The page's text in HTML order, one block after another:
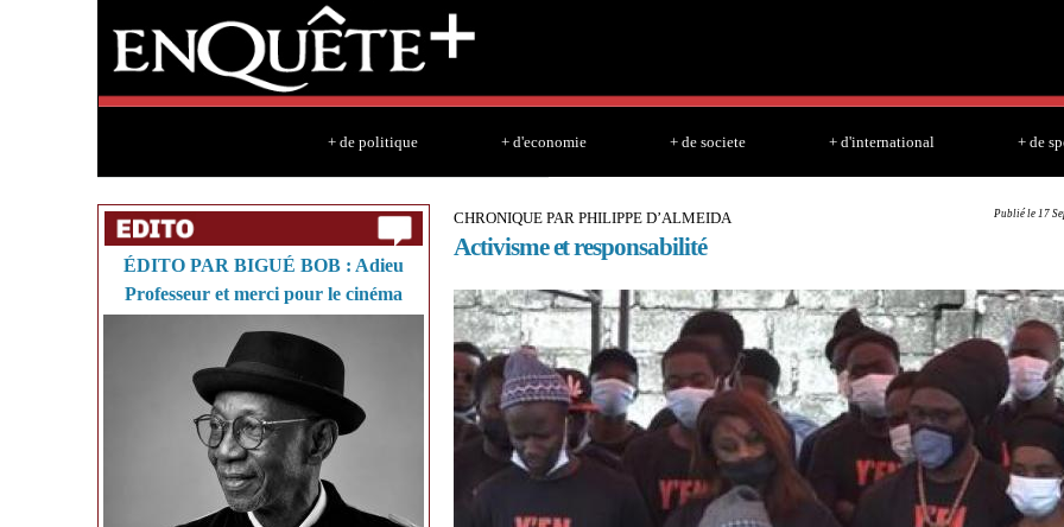
+ de politique + d'economie + de societe + d'international + de
ÉDITO PAR BIGUÉ BOB : Adieu
Professeur et merci pour le cinéma
Publié le 17
CHRONIQUE PAR PHILIPPE D’ALMEIDA
Activisme et responsabilité